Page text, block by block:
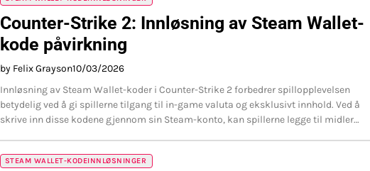
Counter-Strike 2: Innløsning av Steam Wallet-
kode påvirkning
by Felix Grayson10/03/2026
Innløsning av Steam Wallet-koder i Counter-Strike 2 forbedrer spillopplevelsen
betydelig ved å gi spillerne tilgang til in-game valuta og eksklusivt innhold. Ved å
skrive inn disse kodene gjennom sin Steam-konto, kan spillerne legge til midler…
STEAM WALLET-KODEINNLØSNINGER